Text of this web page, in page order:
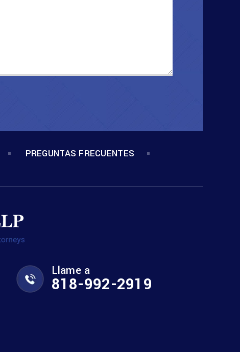
PREGUNTAS FRECUENTES
Llame a
818-992-2919